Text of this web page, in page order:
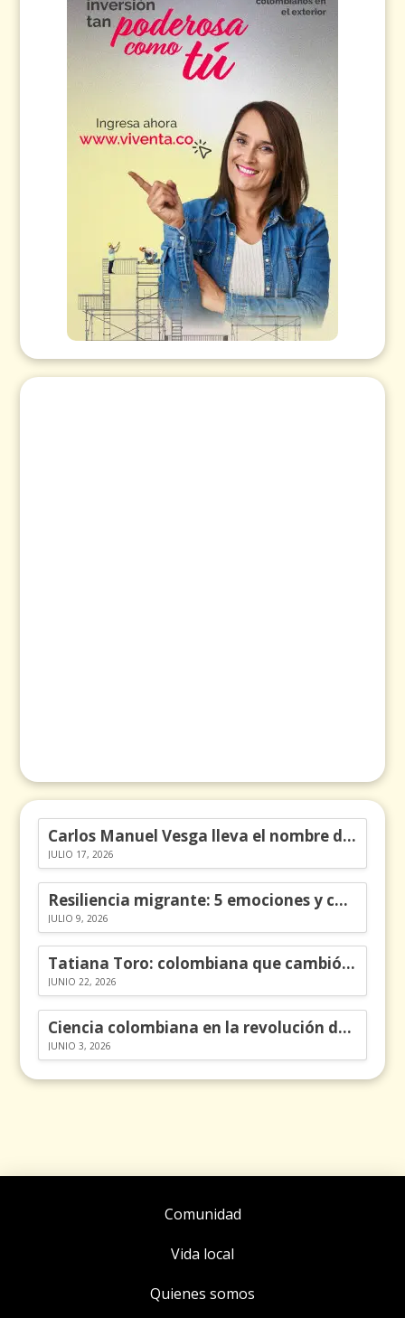
Carlos Manuel Vesga lleva el nombre de Colombia a los Emmy
JULIO 17, 2026
Resiliencia migrante: 5 emociones y cómo gestionarlas
JULIO 9, 2026
Tatiana Toro: colombiana que cambió la historia de las matemáticas
JUNIO 22, 2026
Ciencia colombiana en la revolución de los órganos en chips
JUNIO 3, 2026
Comunidad
Vida local
Quienes somos